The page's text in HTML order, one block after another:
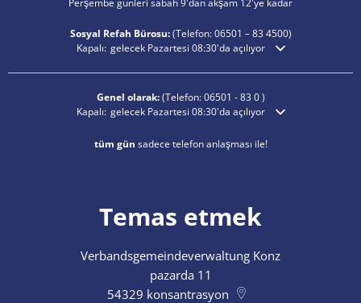
Sosyal Refah Bürosu:(Telefon:06501 – 834500)
Ek açılış veya kapanış saatlerini gizlemek için tıklayın
Kapalı: gelecek Pazartesi 08:30'da açılıyor
Genel olarak:(Telefon:06501 - 83 0)
Ek açılış veya kapanış saatlerini gizlemek için tıklayın
Kapalı: gelecek Pazartesi 08:30'da açılıyor
tüm gün sadece telefon anlaşması ile!
Temas etmek
Verbandsgemeindeverwaltung Konz
pazarda 11
54329 konsantrasyon